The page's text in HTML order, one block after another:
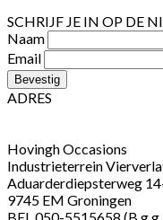
SCHRIJF JE IN OP DE
Naam
Email
ADRES
Hovingh Occasions
Industrieterrein
Aduarderdiepsterweg
9745 EM Groningen